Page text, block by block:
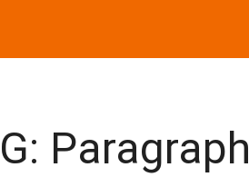
Paragraph